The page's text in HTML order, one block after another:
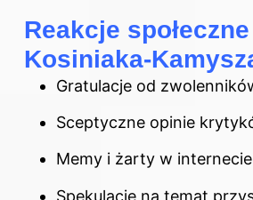
Reakcje
Kosiniaka-
Gratulacje od
Sceptyczne opinie
Memy i żarty w internecie
Spekulacje na temat